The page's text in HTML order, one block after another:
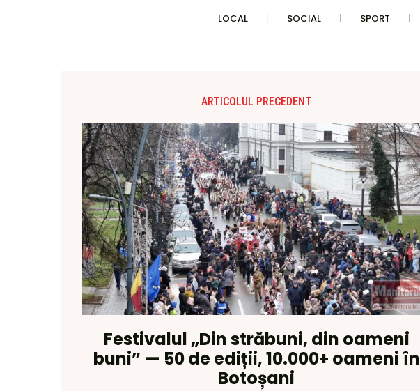
LOCAL SOCIAL SPORT
ARTICOLUL PRECEDENT
Festivalul „Din străbuni, din oameni
buni” — 50 de ediții, 10.000+ oameni în
Botoșani